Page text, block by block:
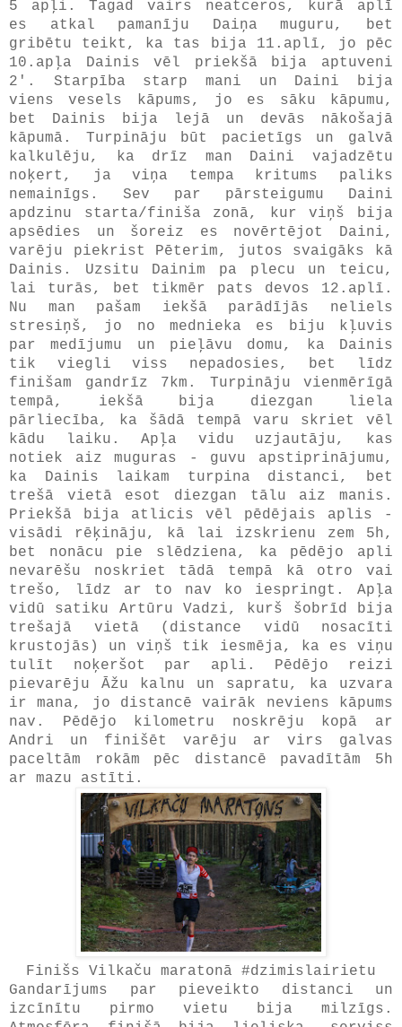
5 apļi. Tagad vairs neatceros, kurā aplī
es atkal pamanīju Daiņa muguru, bet
gribētu teikt, ka tas bija 11.aplī, jo pēc
10.apļa Dainis vēl priekšā bija aptuveni
2'. Starpība starp mani un Daini bija
viens vesels kāpums, jo es sāku kāpumu,
bet Dainis bija lejā un devās nākošajā
kāpumā. Turpināju būt pacietīgs un galvā
kalkulēju, ka drīz man Daini vajadzētu
noķert, ja viņa tempa kritums paliks
nemainīgs. Sev par pārsteigumu Daini
apdzinu starta/finiša zonā, kur viņš bija
apsēdies un šoreiz es novērtējot Daini,
varēju piekrist Pēterim, jutos svaigāks kā
Dainis. Uzsitu Dainim pa plecu un teicu,
lai turās, bet tikmēr pats devos 12.aplī.
Nu man pašam iekšā parādījās neliels
stresiņš, jo no mednieka es biju kļuvis
par medījumu un pieļāvu domu, ka Dainis
tik viegli viss nepadosies, bet līdz
finišam gandrīz 7km. Turpināju vienmērīgā
tempā, iekšā bija diezgan liela
pārliecība, ka šādā tempā varu skriet vēl
kādu laiku. Apļa vidu uzjautāju, kas
notiek aiz muguras - guvu apstiprinājumu,
ka Dainis laikam turpina distanci, bet
trešā vietā esot diezgan tālu aiz manis.
Priekšā bija atlicis vēl pēdējais aplis -
visādi rēķināju, kā lai izskrienu zem 5h,
bet nonācu pie slēdziena, ka pēdējo apli
nevarēšu noskriet tādā tempā kā otro vai
trešo, līdz ar to nav ko iespringt. Apļa
vidū satiku Artūru Vadzi, kurš šobrīd bija
trešajā vietā (distance vidū nosacīti
krustojās) un viņš tik iesmēja, ka es viņu
tulīt noķeršot par apli. Pēdējo reizi
pievarēju Āžu kalnu un sapratu, ka uzvara
ir mana, jo distancē vairāk neviens kāpums
nav. Pēdējo kilometru noskrēju kopā ar
Andri un finišēt varēju ar virs galvas
paceltām rokām pēc distancē pavadītām 5h
ar mazu astīti.
Finišs Vilkaču maratonā #dzimislairietu
Gandarījums par pieveikto distanci un
izcīnītu pirmo vietu bija milzīgs.